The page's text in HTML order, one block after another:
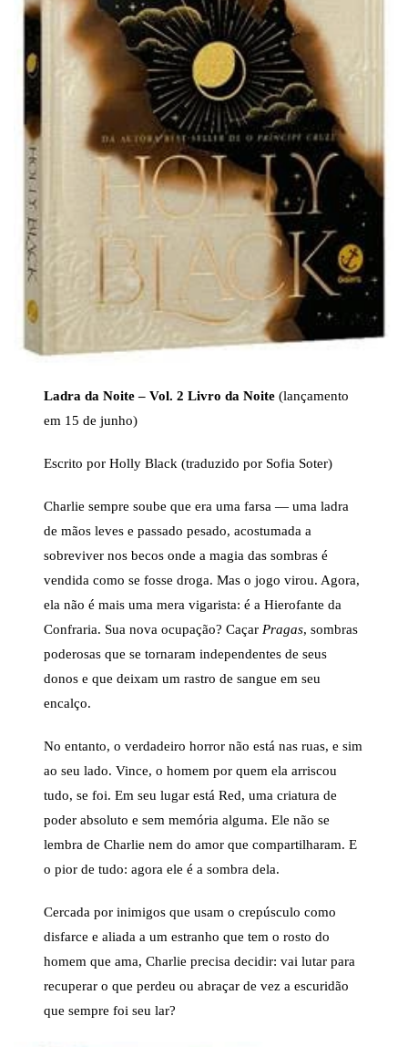
Ladra da Noite – Vol. 2 Livro da Noite (lançamento
em 15 de junho)
Escrito por Holly Black (traduzido por Sofia Soter)
Charlie sempre soube que era uma farsa — uma ladra
de mãos leves e passado pesado, acostumada a
sobreviver nos becos onde a magia das sombras é
vendida como se fosse droga. Mas o jogo virou. Agora,
ela não é mais uma mera vigarista: é a Hierofante da
Confraria. Sua nova ocupação? Caçar Pragas, sombras
poderosas que se tornaram independentes de seus
donos e que deixam um rastro de sangue em seu
encalço.
No entanto, o verdadeiro horror não está nas ruas, e sim
ao seu lado. Vince, o homem por quem ela arriscou
tudo, se foi. Em seu lugar está Red, uma criatura de
poder absoluto e sem memória alguma. Ele não se
lembra de Charlie nem do amor que compartilharam. E
o pior de tudo: agora ele é a sombra dela.
Cercada por inimigos que usam o crepúsculo como
disfarce e aliada a um estranho que tem o rosto do
homem que ama, Charlie precisa decidir: vai lutar para
recuperar o que perdeu ou abraçar de vez a escuridão
que sempre foi seu lar?